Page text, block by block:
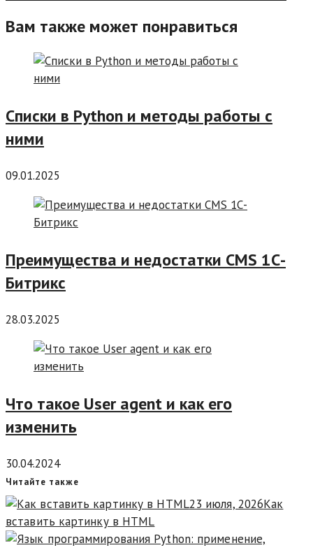
Вам также может понравиться
Списки в Python и методы работы с
ними
09.01.2025
Преимущества и недостатки CMS 1С-
Битрикс
28.03.2025
Что такое User agent и как его
изменить
30.04.2024
Читайте также
23 июля, 2026Как
вставить картинку в HTML